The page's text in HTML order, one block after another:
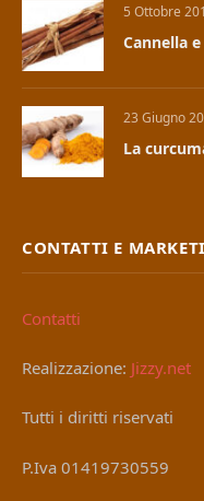
5 Ottobre
Cannella
23 Giugno
La
CONTATTI E
Contatti
Realizzazione: Jizzy.net
Tutti i diritti riservati
P.Iva 01419730559